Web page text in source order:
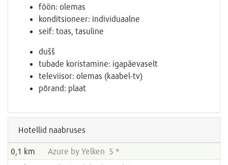
föön: olemas
konditsioneer: individuaalne
seif: toas, tasuline
dušš
tubade koristamine: igapäevaselt
televiisor: olemas (kaabel-tv)
põrand: plaat
Hotellid naabruses
0,1 km
Azure by Yelken 5 *